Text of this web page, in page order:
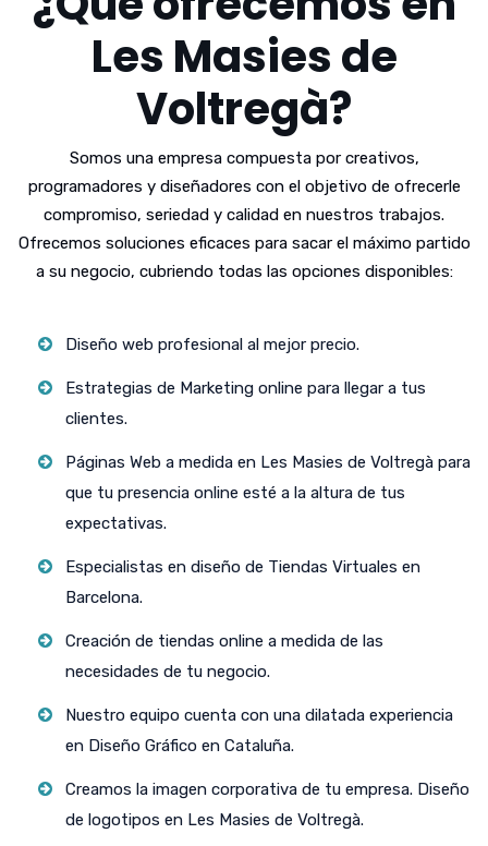
Les Masies de
Voltregà?
Somos una empresa compuesta por creativos,
programadores y diseñadores con el objetivo de ofrecerle
compromiso, seriedad y calidad en nuestros trabajos.
Ofrecemos soluciones eficaces para sacar el máximo partido
a su negocio, cubriendo todas las opciones disponibles:
Diseño web profesional al mejor precio.
Estrategias de Marketing online para llegar a tus
clientes.
Páginas Web a medida en Les Masies de Voltregà para
que tu presencia online esté a la altura de tus
expectativas.
Especialistas en diseño de Tiendas Virtuales en
Barcelona.
Creación de tiendas online a medida de las
necesidades de tu negocio.
Nuestro equipo cuenta con una dilatada experiencia
en Diseño Gráfico en Cataluña.
Creamos la imagen corporativa de tu empresa. Diseño
de logotipos en Les Masies de Voltregà.